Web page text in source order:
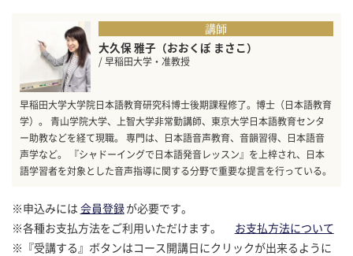
講師
大久保 雅子（おおくぼ まさこ）
/ 早稲田大学・准教授
早稲田大学大学院日本語教育研究科博士後期課程修了。博士（日本語教育
学）。 青山学院大学、上智大学非常勤講師、東京大学日本語教育センタ
ー助教などを経て現職。 専門は、日本語音声教育、音韻習得、日本語音
声学など。 『シャドーイングで日本語発音レッスン』を上梓され、日本
語学習者を対象とした音声指導に関する分野で重要な提言を行っている。
※申込みには 会員登録が必要です。
※各種お支払方法をご利用いただけます。
お支払方法について
※『受講する』ボタンはコース開講日にクリックが出来るように